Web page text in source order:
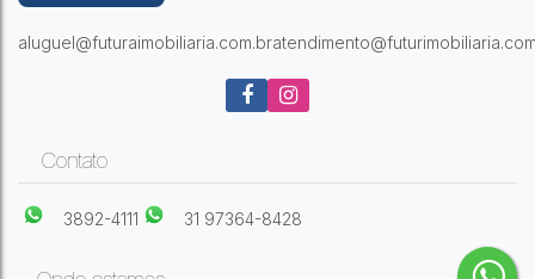
aluguel@futuraimobiliaria.com.br
Contato
3892-4111 31 97364-8428